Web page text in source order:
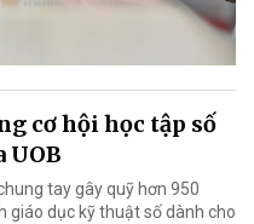
cơ hội học tập số
UOB
tay gây quỹ hơn 950
giáo dục kỹ thuật số dành cho